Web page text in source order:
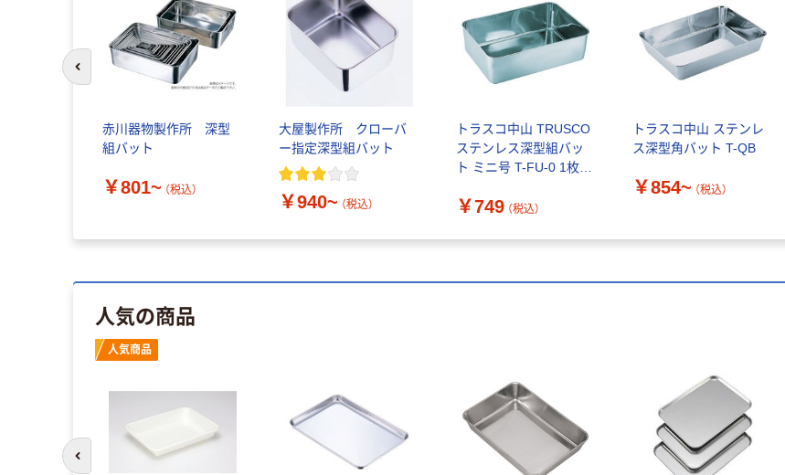
赤川器物製作所 深型
組バット
￥801~ （税込）
大屋製作所 クローバ
ー指定深型組バット
￥940~ （税込）
トラスコ中山 TRUSCO
ステンレス深型組バッ
ト ミニ号 T-FU-0 1枚
￥749 （税込）
トラスコ中山 ステンレ
ス深型角バット T-QB
￥854~ （税込）
前のスライドへ
人気の商品
人気商品